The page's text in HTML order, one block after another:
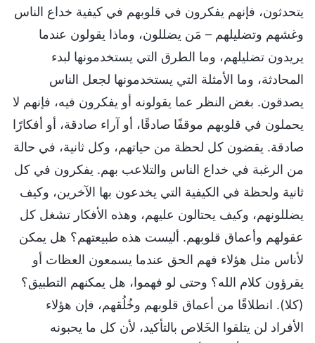
يتحدثون، فإنهم يفكرون في قلوبهم في كيفية خداع الناس
وغشهم وتضليلهم – مَن يضللون، وماذا يقولون عندما
يريدون تضليلهم، وما الطرق التي يستخدمونها لبدء
المحادثة، وما الأمثلة التي يستخدمونها لجعل الناس
يصدقون. بغض النظر عما يقولونه أو يفكرون فيه، فإنهم لا
يحملون في قلوبهم موقفًا صادقًا، أو آراء صادقة، أو أفكارًا
صادقة. يقضون كل لحظة من حياتهم، وكل ثانية، في حالة
من الرغبة في خداع الناس والتلاعب بهم. يفكرون في كل
ثانية ولحظة في الكيفية التي يخدعون بها الآخرين، وكيف
يضللونهم، وكيف يحتالون عليهم، وهذه الأفكار تشغل كل
عقولهم وأعماق قلوبهم. أليست هذه طبيعتهم؟ هل يمكن
لأناس مثل هؤلاء فهم الحق عندما يسمعون العظات أو
يقرؤون كلام الله؟ وحتى لو فهموا، هل يمكنهم التطبيق؟
(كلا). انطلاقًا من أعماق قلوبهم وخُلُقهم، فإن هؤلاء
الأفراد لن يتلقوا الخَلاص بالتأكيد، لأن كل ما يحبونه